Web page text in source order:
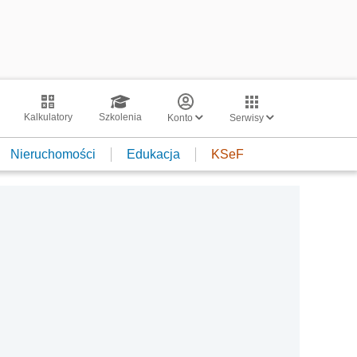
Kalkulatory Szkolenia Konto Serwisy
Nieruchomości Edukacja KSeF